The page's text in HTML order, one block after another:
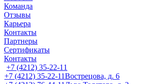
Команда
Отзывы
Карьера
Контакты
Партнеры
Сертификаты
Контакты
+7 (4212) 35-22-11
+7 (4212) 35-22-11Вострецова, д. 6